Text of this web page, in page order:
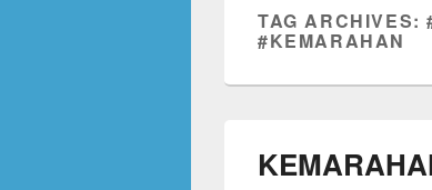
TAG ARCHIVES:
#KEMARAHAN